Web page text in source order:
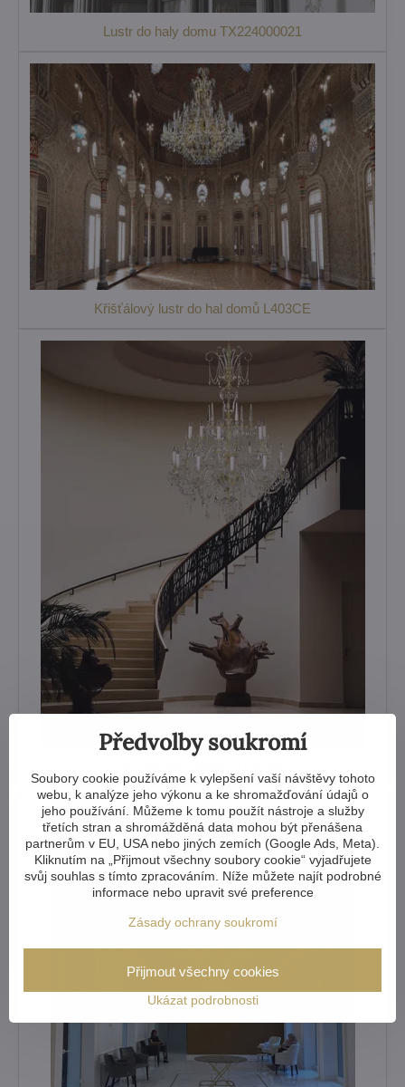
Lustr do haly domu TX224000021
Křišťálový lustr do hal domů L403CE
Předvolby soukromí
Soubory cookie používáme k vylepšení vaší návštěvy tohoto
webu, k analýze jeho výkonu a ke shromažďování údajů o
jeho používání. Můžeme k tomu použít nástroje a služby
třetích stran a shromážděná data mohou být přenášena
partnerům v EU, USA nebo jiných zemích (Google Ads, Meta).
Kliknutím na „Přijmout všechny soubory cookie“ vyjadřujete
svůj souhlas s tímto zpracováním. Níže můžete najít podrobné
informace nebo upravit své preference
Zásady ochrany soukromí
Ukázat podrobnosti
Přijmout všechny cookies